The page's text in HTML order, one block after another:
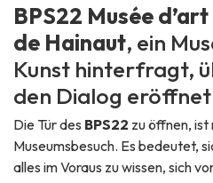
BPS22 Musée
de Hainaut, ein
Kunst hinterfragt,
den Dialog eröffnet
Die Tür des BPS22 zu öffnen, ist
Museumsbesuch. Es bedeutet,
alles im Voraus zu wissen, sich